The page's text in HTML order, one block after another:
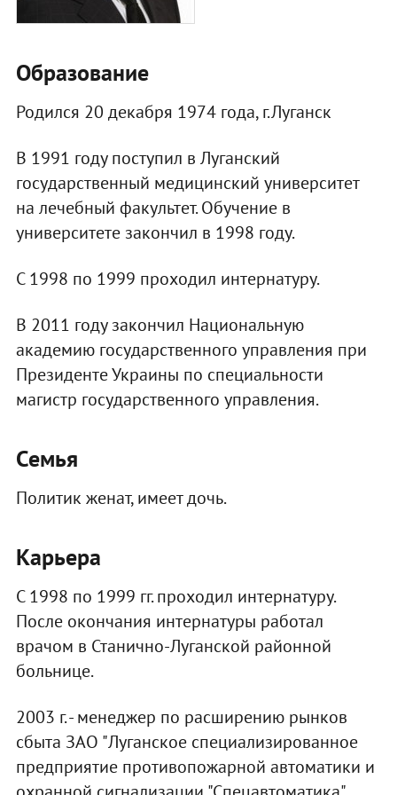
Образование
Родился 20 декабря 1974 года, г.Луганск
В 1991 году поступил в Луганский
государственный медицинский университет
на лечебный факультет. Обучение в
университете закончил в 1998 году.
С 1998 по 1999 проходил интернатуру.
В 2011 году закончил Национальную
академию государственного управления при
Президенте Украины по специальности
магистр государственного управления.
Семья
Политик женат, имеет дочь.
Карьера
С 1998 по 1999 гг. проходил интернатуру.
После окончания интернатуры работал
врачом в Станично-Луганской районной
больнице.
2003 г. - менеджер по расширению рынков
сбыта ЗАО "Луганское специализированное
предприятие противопожарной автоматики и